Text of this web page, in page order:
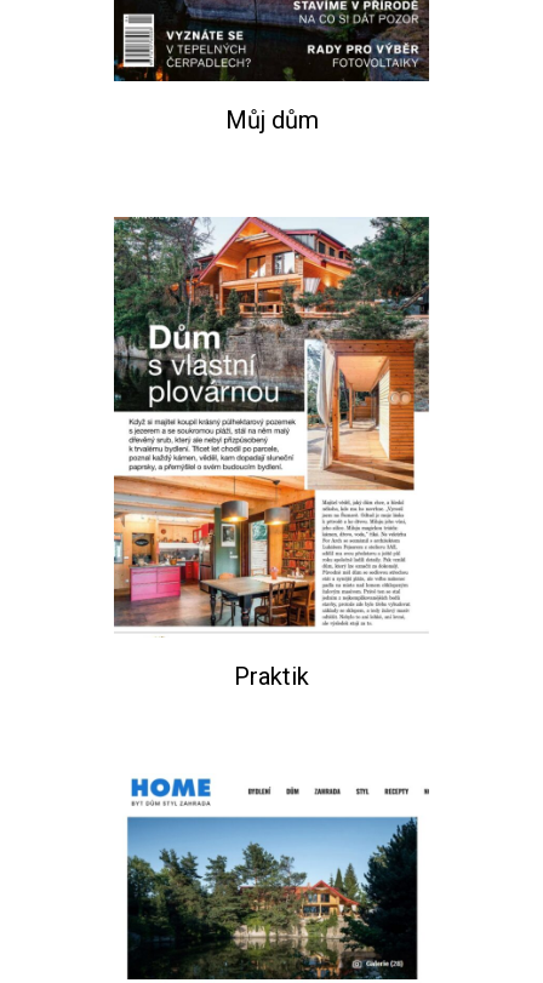
Můj dům
Praktik